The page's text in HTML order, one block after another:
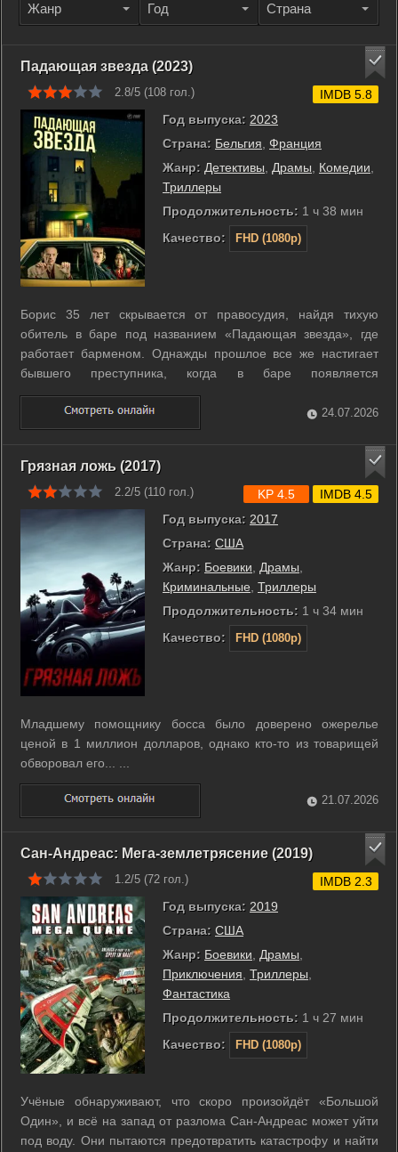
Жанр Год Страна
Падающая звезда (2023)
2.8/5 (108 гол.)
Год выпуска: 2023
Страна: Бельгия Франция
Жанр: Детективы Драмы Комедии
Триллеры
Продолжительность: 1 ч 38 мин
Качество:
FHD (1080p)
IMDB 5.8
Борис 35 лет скрывается от правосудия, найдя тихую
обитель в баре под названием «Падающая звезда», где
работает барменом. Однажды прошлое все же настигает
бывшего преступника, когда в баре появляется
таинственный незнакомец, вооруженный и жаждущий мести.
24.07.2026
Грязная ложь (2017)
2.2/5 (110 гол.)
Год выпуска: 2017
Страна: США
Жанр: Боевики Драмы
Криминальные Триллеры
Продолжительность: 1 ч 34 мин
Качество:
FHD (1080p)
KP 4.5 IMDB 4.5
Младшему помощнику босса было доверено ожерелье
ценой в 1 миллион долларов, однако кто-то из товарищей
обворовал его... ...
21.07.2026
Сан-Андреас: Мега-землетрясение (2019)
1.2/5 (72 гол.)
Год выпуска: 2019
Страна: США
Жанр: Боевики Драмы
Приключения Триллеры
Фантастика
Продолжительность: 1 ч 27 мин
Качество:
FHD (1080p)
IMDB 2.3
Учёные обнаруживают, что скоро произойдёт «Большой
Один», и всё на запад от разлома Сан-Андреас может уйти
под воду. Они пытаются предотвратить катастрофу и найти